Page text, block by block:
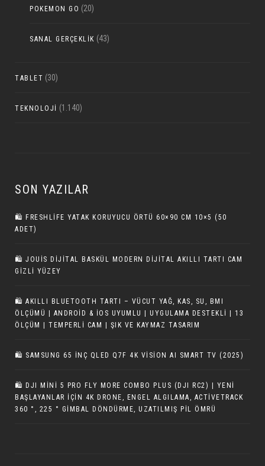
POKEMON GO (20)
SANAL GERÇEKLIK (43)
TABLET (30)
TEKNOLOJI (1.140)
SON YAZILAR
🛍️ FRESHLIFE YATAK KORUYUCU ÖRTÜ 60×90 CM 10×5 (50
ADET)
🛍️ JOUIS DİJİTAL BASKÜL MODERN DIJITAL AKILLI TARTI CAM
GIZLI YÜZEY
🛍️ AKILLI BLUETOOTH TARTI – VÜCUT YAĞ, KAS, SU, BMI
ÖLÇÜMÜ | ANDROID & IOS UYUMLU | UYGULAMA DESTEKLI | 13
ÖLÇÜM | TEMPERLI CAM | ŞIK VE KAYMAZ TASARIM
🛍️ SAMSUNG 65 INÇ QLED Q7F 4K VISION AI SMART TV (2025)
🛍 DJI MINI 5 PRO FLY MORE COMBO PLUS (DJI RC2) | YENI
BAŞLAYANLAR IÇIN 4K DRONE, ENGEL ALGILAMA, ACTIVETRACK
360 °, 225 ° GIMBAL DÖNDÜRME, UZATILMIŞ PIL ÖMRÜ